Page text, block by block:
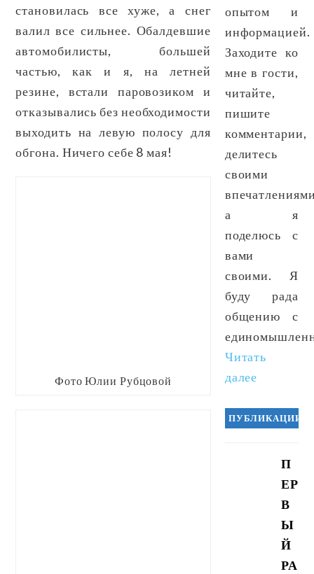
становилась все хуже, а снег
валил все сильнее. Обалдевшие
автомобилисты, большей
частью, как и я, на летней
резине, встали паровозиком и
отказывались без необходимости
выходить на левую полосу для
обгона. Ничего себе 8 мая!
Фото Юлии Рубцовой
опытом и
информацией.
Заходите ко
мне в гости,
читайте,
пишите
комментарии,
делитесь
своими
а я
поделюсь с
вами
своими. Я
буду рада
общению с
Читать
далее
ПУБЛИКАЦИИ
П
ЕР
В
Ы
Й
РА